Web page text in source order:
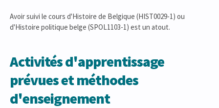
Avoir suivi le cours d'Histoire de Belgique (HIST0029-1) ou
d'Histoire politique belge (SPOL1103-1) est un atout.
Activités d'apprentissage
prévues et méthodes
d'enseignement